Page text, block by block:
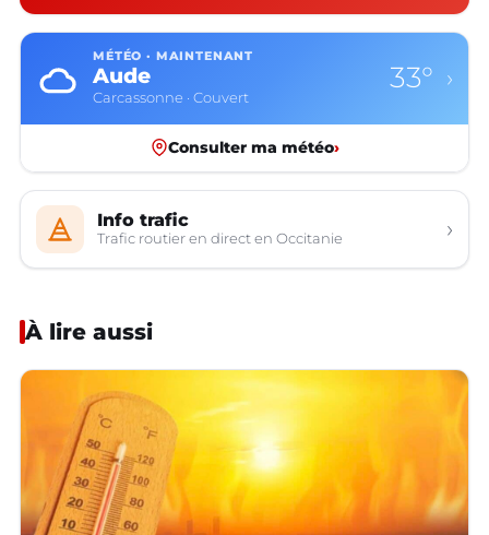
MÉTÉO · MAINTENANT
Aude
Carcassonne · Couvert
33° ›
Consulter ma météo›
Info trafic
Trafic routier en direct en Occitanie ›
À lire aussi